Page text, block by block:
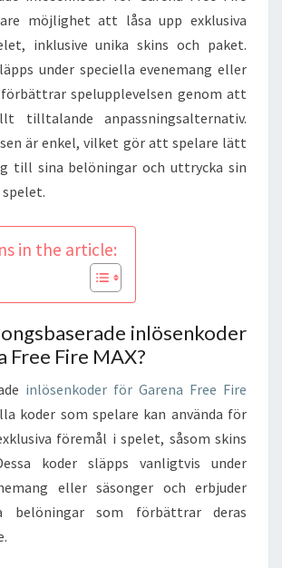
möjlighet att låsa upp exklusiva
inklusive unika skins och paket.
under speciella evenemang eller
spelupplevelsen genom att
tilltalande anpassningsalternativ.
är enkel, vilket gör att spelare lätt
till sina belöningar och uttrycka sin
in the article:
inlösenkoder
Free Fire MAX?
inlösenkoder för Garena Free Fire
koder som spelare kan använda för
föremål i spelet, såsom skins
koder släpps vanligtvis under
eller säsonger och erbjuder
belöningar som förbättrar deras